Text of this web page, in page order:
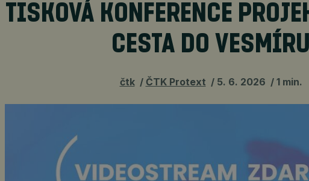
TISKOVÁ KONFERENCE
CESTA DO VESMÍRU
čtk ČTK Protext 5. 6. 2026 1 min.